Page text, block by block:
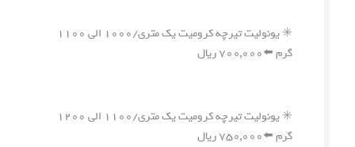
✳️ یونولیت تیرچه کرومیت یک متری/۱۰۰۰ الی ۱۱۰۰
گرم ⬅️۷۰۰,۰۰۰ ریال
✳️ یونولیت تیرچه کرومیت یک متری/۱۱۰۰ الی ۱۲۰۰
گرم ⬅️۷۵۰,۰۰۰ ریال